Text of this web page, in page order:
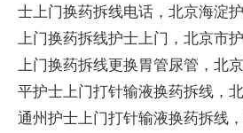
士上门换药拆线电话，北京海淀
上门换药拆线护士上门，北京市
上门换药拆线更换胃管尿管，北
平护士上门打针输液换药拆线，
通州护士上门打针输液换药拆线